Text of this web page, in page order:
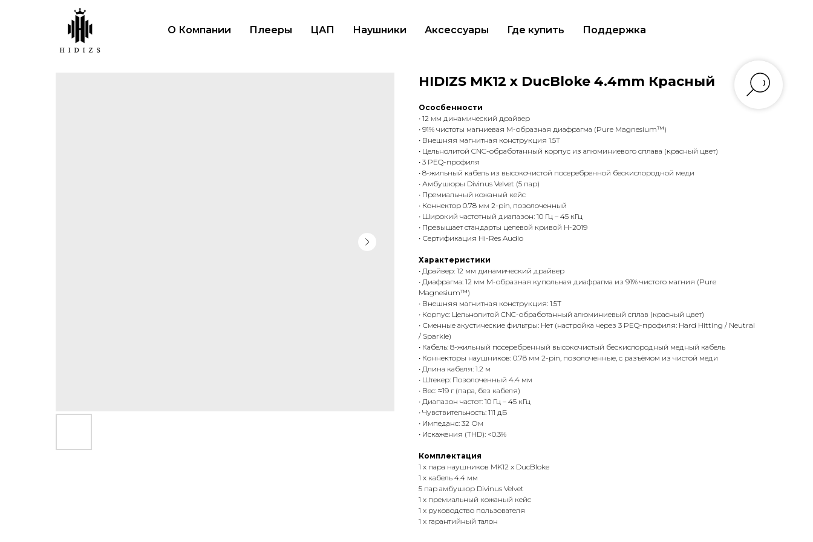
О Компании Плееры ЦАП Наушники Аксессуары Где купить Поддержка
HIDIZS MK12 x DucBloke 4.4mm Красный
Ососбенности
• 12 мм динамический драйвер
• 91% чистоты магниевая M-образная диафрагма (Pure Magnesium™)
• Внешняя магнитная конструкция 1.5T
• Цельнолитой CNC-обработанный корпус из алюминиевого сплава (красный цвет)
• 3 PEQ-профиля
• 8-жильный кабель из высокочистой посеребренной бескислородной меди
• Амбушюры Divinus Velvet (5 пар)
• Премиальный кожаный кейс
• Коннектор 0.78 мм 2-pin, позолоченный
• Широкий частотный диапазон: 10 Гц – 45 кГц
• Превышает стандарты целевой кривой H-2019
• Сертификация Hi-Res Audio
Характеристики
• Драйвер: 12 мм динамический драйвер
• Диафрагма: 12 мм M-образная купольная диафрагма из 91% чистого магния (Pure
Magnesium™)
• Внешняя магнитная конструкция: 1.5T
• Корпус: Цельнолитой CNC-обработанный алюминиевый сплав (красный цвет)
• Сменные акустические фильтры: Нет (настройка через 3 PEQ-профиля: Hard Hitting / Neutral
/ Sparkle)
• Кабель: 8-жильный посеребренный высокочистый бескислородный медный кабель
• Коннекторы наушников: 0.78 мм 2-pin, позолоченные, с разъёмом из чистой меди
• Длина кабеля: 1.2 м
• Штекер: Позолоченный 4.4 мм
• Вес: ≈19 г (пара, без кабеля)
• Диапазон частот: 10 Гц – 45 кГц
• Чувствительность: 111 дБ
• Импеданс: 32 Ом
• Искажения (THD): <0.3%
Комплектация
1 x пара наушников MK12 x DucBloke
1 x кабель 4.4 мм
5 пар амбушюр Divinus Velvet
1 x премиальный кожаный кейс
1 x руководство пользователя
1 x гарантийный талон